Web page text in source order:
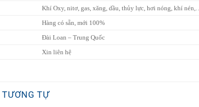
Khí Oxy, nitơ, gas, xăng, dầu, thủy lực, hơi nóng, khí nén,…
Hàng có sẵn, mới 100%
Đài Loan – Trung Quốc
Xin liên hệ
TỰ